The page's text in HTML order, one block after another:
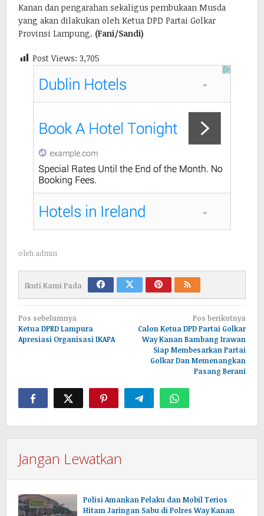
Kanan dan pengarahan sekaligus pembukaan Musda
yang akan dilakukan oleh Ketua DPD Partai Golkar
Provinsi Lampung. (Fani/Sandi)
Post Views: 3,705
oleh admin
Ikuti Kami Pada
Navigasi
pos
Pos sebelumnya
Ketua DPRD Lampura
Apresiasi Organisasi IKAPA
Pos berikutnya
Calon Ketua DPD Partai Golkar
Way Kanan Bambang Irawan
Siap Membesarkan Partai
Golkar Dan Memenangkan
Pasang Berani
Jangan Lewatkan
Polisi Amankan Pelaku dan Mobil Terios
Hitam Jaringan Sabu di Polres Way Kanan